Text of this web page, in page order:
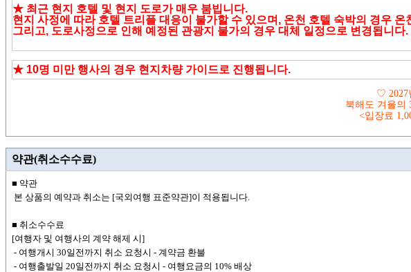
★ 최근 현지 호텔 및 현지 도로가 매우 붐빕니다.
현지 사정에 따라 호텔 트리플 대응이 불가할 수 있으며, 온천 호텔 숙박의 경우
그리고, 도로사정으로 인해 예정된 관광지 불가의 경우 대체 일정으로 변경됩니다.
★ 10명 미만 행사의 경우 현지차량 가이드로 진행됩니다.
♡2027
북해도 겨울의
<입장료
약관(취소수수료)
■ 약관
본 상품의 예약과 취소는 [국외여행 표준약관]이 적용됩니다.
■ 취소수수료
[여행자 및 여행사의 계약 해제 시]
- 여행개시 30일전까지 취소 요청시 - 계약금 환불
- 여행출발일 20일전까지 취소 요청시 - 여행요금의 10% 배상